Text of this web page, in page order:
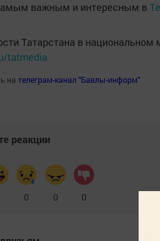
важным и интересным в
Татарстана в
tatmedia
на телеграм-канал "Бавлы-информ"
реакции
0 0 0